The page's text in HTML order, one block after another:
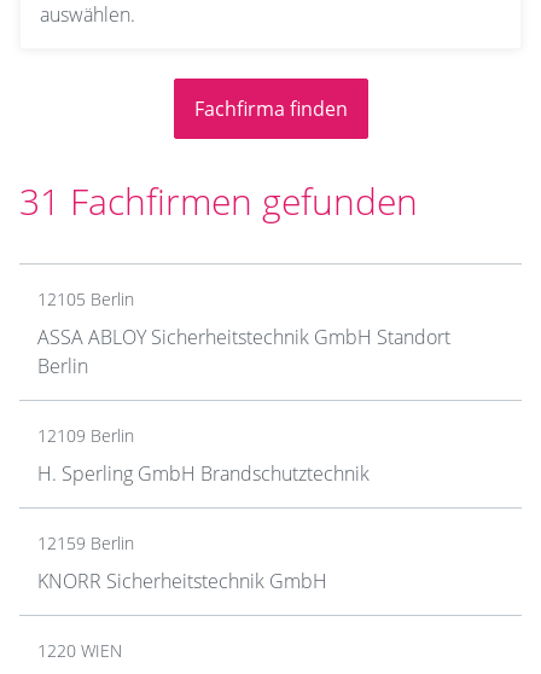
auswählen.
31 Fachfirmen gefunden
12105 Berlin
ASSA ABLOY Sicherheitstechnik GmbH Standort
Berlin
12109 Berlin
H. Sperling GmbH Brandschutztechnik
12159 Berlin
KNORR Sicherheitstechnik GmbH
1220 WIEN